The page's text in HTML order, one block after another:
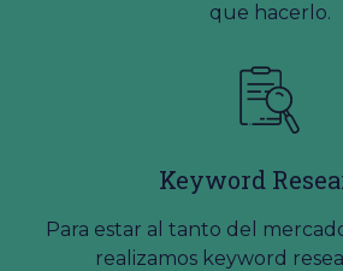
que hacerlo.
Keyword
Para estar al tanto del
realizamos keyword